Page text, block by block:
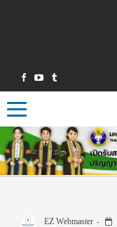
Toggle navigation
EZ Webmaster